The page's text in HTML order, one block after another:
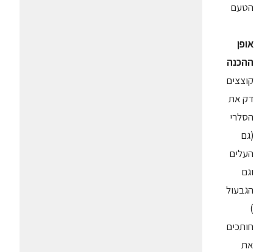
הטעם
אופן
ההכנה
קוצצים
דק את
הסלרי
(גם
העלים
וגם
הגבעול
)
חותכים
את